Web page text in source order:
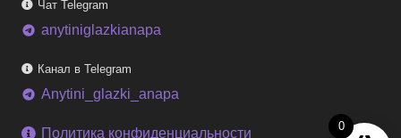
0
Чат Telegram
telegram anytiniglazkianapa
Канал в Telegram
telegram Anytini_glazki_anapa
Политика конфиденциальности